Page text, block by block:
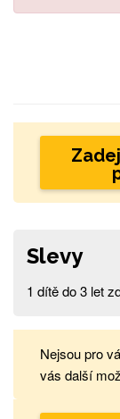
Slevy
1 dítě do 3 let
Nejsou pro
vás další